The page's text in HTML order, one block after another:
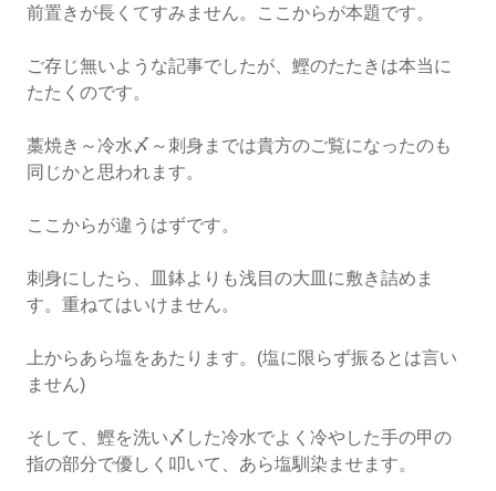
前置きが長くてすみません。ここからが本題です。
ご存じ無いような記事でしたが、鰹のたたきは本当に
たたくのです。
藁焼き～冷水〆～刺身までは貴方のご覧になったのも
同じかと思われます。
ここからが違うはずです。
刺身にしたら、皿鉢よりも浅目の大皿に敷き詰めま
す。重ねてはいけません。
上からあら塩をあたります。(塩に限らず振るとは言い
ません)
そして、鰹を洗い〆した冷水でよく冷やした手の甲の
指の部分で優しく叩いて、あら塩馴染ませます。